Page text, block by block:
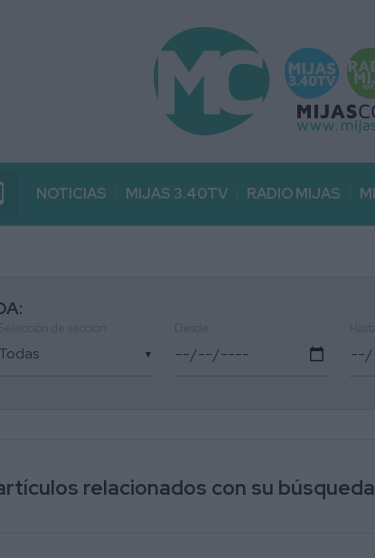
NOTICIAS MIJAS 3.40TV RADIO MIJAS
▼
relacionados con su búsqueda